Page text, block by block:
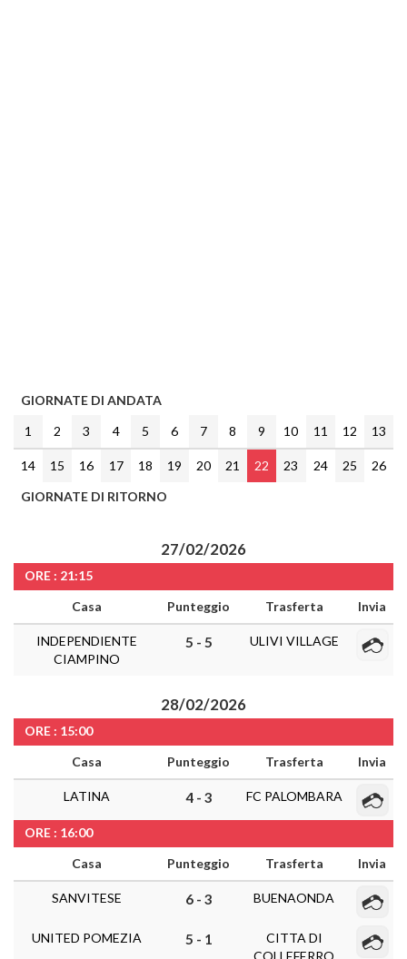
GIORNATE DI ANDATA
1
2 3 4 5 6 7 8 9 10 11 12 13
14 15 16 17 18 19 20 21 22 23 24 25
26
GIORNATE DI RITORNO
27/02/2026
ORE : 21:15
Casa
Punteggio Trasferta Invia
INDEPENDIENTE
CIAMPINO
5 - 5 ULIVI VILLAGE
28/02/2026
ORE : 15:00
Casa
Punteggio Trasferta Invia
LATINA 4 - 3 FC PALOMBARA
ORE : 16:00
Casa
Punteggio Trasferta Invia
SANVITESE 6 - 3 BUENAONDA
UNITED POMEZIA 5 - 1
CITTA DI
COLLEFERRO